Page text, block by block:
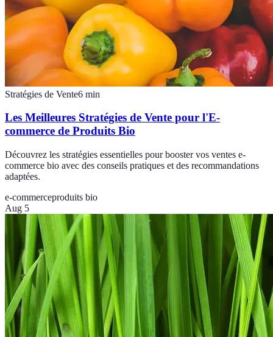
Stratégies de Vente6 min
Les Meilleures Stratégies de Vente pour l'E-
commerce de Produits Bio
Découvrez les stratégies essentielles pour booster vos ventes e-
commerce bio avec des conseils pratiques et des recommandations
adaptées.
e-commerceproduits bio
Aug 5